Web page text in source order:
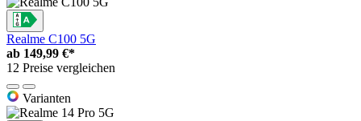
Realme C100 5G
ab 149,99 €*
12 Preise vergleichen
Varianten